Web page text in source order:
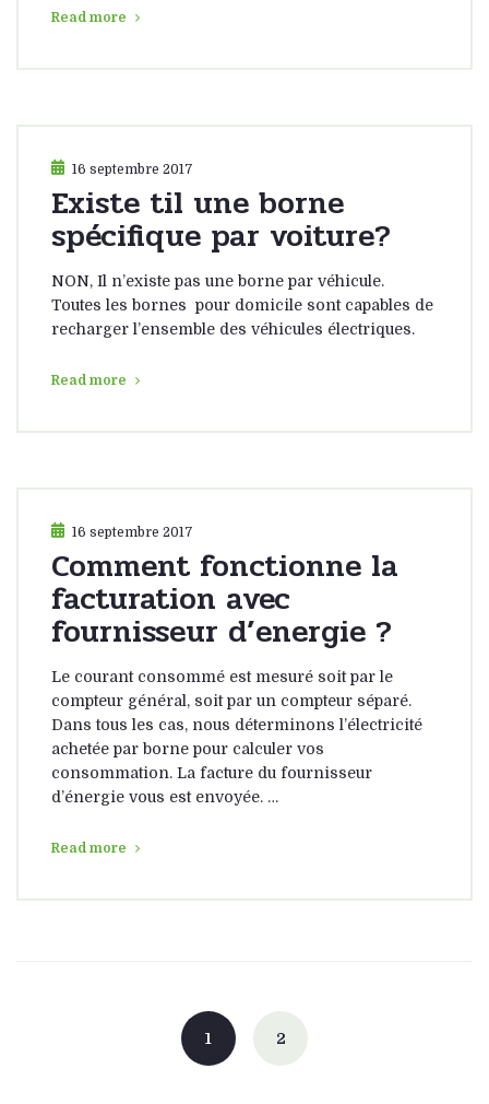
Read more
16 septembre 2017
Existe til une borne
spécifique par voiture?
NON, Il n’existe pas une borne par véhicule.
Toutes les bornes pour domicile sont capables de
recharger l’ensemble des véhicules électriques.
Read more
16 septembre 2017
Comment fonctionne la
facturation avec
fournisseur d’energie ?
Le courant consommé est mesuré soit par le
compteur général, soit par un compteur séparé.
Dans tous les cas, nous déterminons l’électricité
achetée par borne pour calculer vos
consommation. La facture du fournisseur
d’énergie vous est envoyée. …
Read more
1 2